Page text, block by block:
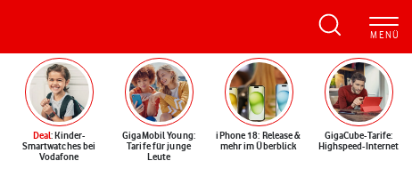
Deal: Kinder-
Smartwatches bei
Vodafone
GigaMobil Young:
Tarife für junge
Leute
iPhone 18: Release &
mehr im Überblick
GigaCube-Tarife:
Highspeed-Internet